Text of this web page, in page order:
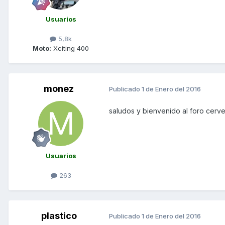
Usuarios
5,8k
Moto: Xciting 400
monez
Usuarios
263
Publicado 1 de Enero del 2016
saludos y bienvenido al foro
plastico Publicado 1 de Enero del 2016